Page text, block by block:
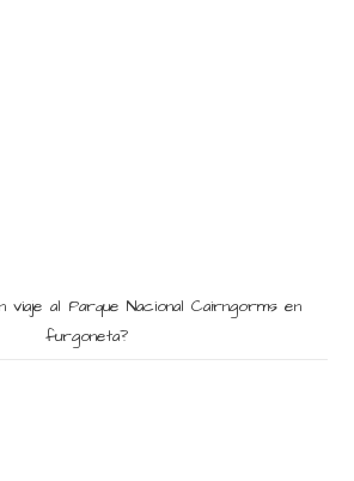
viaje al Parque Nacional Cairngorms en
furgoneta?